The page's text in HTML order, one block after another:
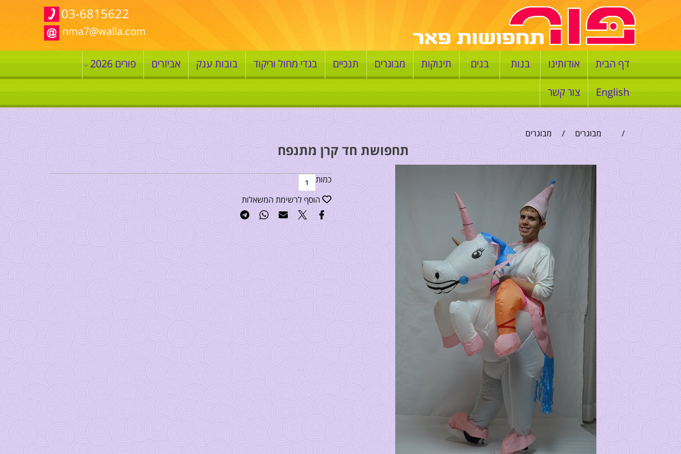
03-6815622
nma7@walla.com
דף הבית אודותינו בנות בנים תינוקות מבוגרים תנכיים בגדי מחול וריקוד בובות ענק אביזרים פורים 2026
English צור קשר
/ מבוגרים / מבוגרים
תחפושת חד קרן מתנפח
כמות
הוסף לרשימת המשאלות